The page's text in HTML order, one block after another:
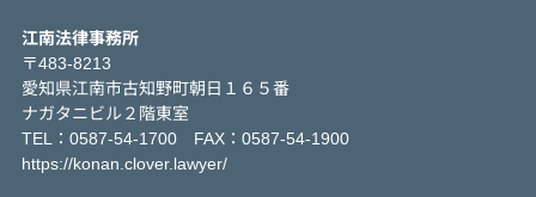
江南法律事務所
〒483-8213
愛知県江南市古知野町朝日１６５番
ナガタニビル２階東室
TEL：0587-54-1700 FAX：0587-54-1900
https://konan.clover.lawyer/